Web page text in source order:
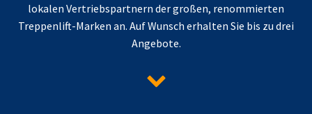
lokalen Vertriebspartnern der großen, renommierten
Treppenlift-Marken an. Auf Wunsch erhalten Sie bis zu drei
Angebote.